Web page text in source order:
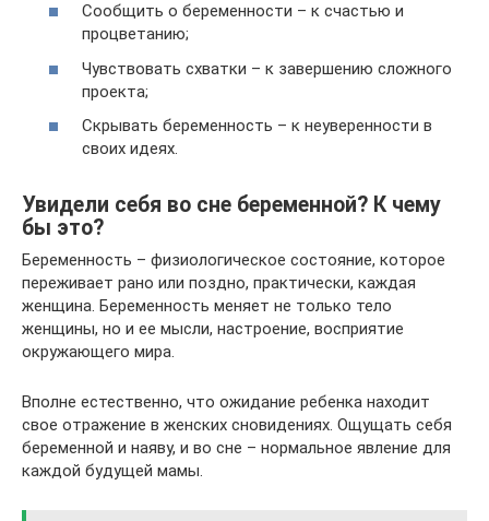
Сообщить о беременности – к счастью и
процветанию;
Чувствовать схватки – к завершению сложного
проекта;
Скрывать беременность – к неуверенности в
своих идеях.
Увидели себя во сне беременной? К чему
бы это?
Беременность – физиологическое состояние, которое
переживает рано или поздно, практически, каждая
женщина. Беременность меняет не только тело
женщины, но и ее мысли, настроение, восприятие
окружающего мира.
Вполне естественно, что ожидание ребенка находит
свое отражение в женских сновидениях. Ощущать себя
беременной и наяву, и во сне – нормальное явление для
каждой будущей мамы.